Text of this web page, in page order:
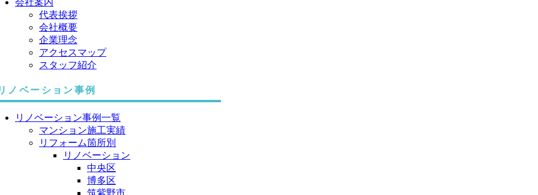
会社案内
代表挨拶
会社概要
企業理念
アクセスマップ
スタッフ紹介
ノベーション事例
リノベーション事例一覧
マンション施工実績
リフォーム箇所別
リノベーション
中央区
博多区